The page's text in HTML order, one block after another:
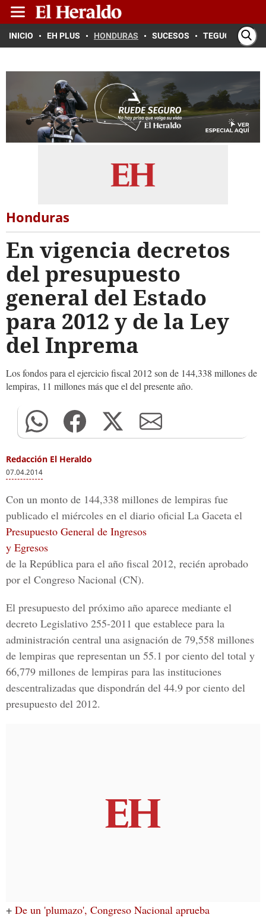
INICIO EH PLUS HONDURAS SUCESOS TEGUCIGALPA
Honduras
En vigencia decretos
del presupuesto
general del Estado
para 2012 y de la Ley
del Inprema
Los fondos para el ejercicio fiscal 2012 son de 144,338 millones de
lempiras, 11 millones más que el del presente año.
Redacción El Heraldo
07.04.2014
Con un monto de 144,338 millones de lempiras fue
publicado el miércoles en el diario oficial La Gaceta el
Presupuesto General de Ingresos
y Egresos
de la República para el año fiscal 2012, recién aprobado
por el Congreso Nacional (CN).
El presupuesto del próximo año aparece mediante el
decreto Legislativo 255-2011 que establece para la
administración central una asignación de 79,558 millones
de lempiras que representan un 55.1 por ciento del total y
66,779 millones de lempiras para las instituciones
descentralizadas que dispondrán del 44.9 por ciento del
presupuesto del 2012.
+ De un 'plumazo', Congreso Nacional aprueba